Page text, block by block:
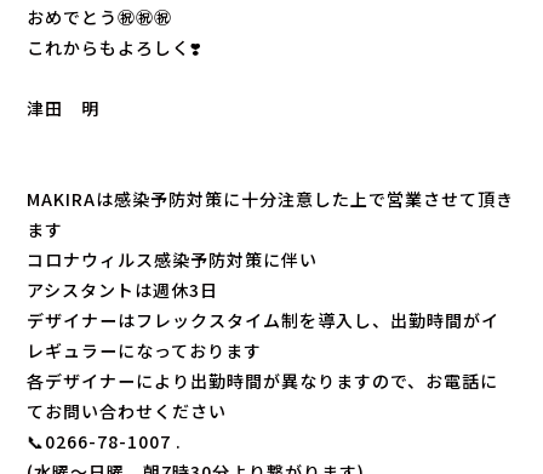
おめでとう㊗️㊗️㊗️
これからもよろしく❣️
津田 明
MAKIRAは感染予防対策に十分注意した上で営業させて頂き
ます
コロナウィルス感染予防対策に伴い
アシスタントは週休3日
デザイナーはフレックスタイム制を導入し、出勤時間がイ
レギュラーになっております
各デザイナーにより出勤時間が異なりますので、お電話に
てお問い合わせください
📞0266-78-1007 .